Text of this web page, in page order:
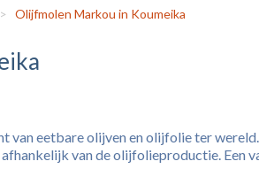
> Olijfmolen Markou in Koumeika
van eetbare olijven en olijfolie ter
van de olijfolieproductie. Een